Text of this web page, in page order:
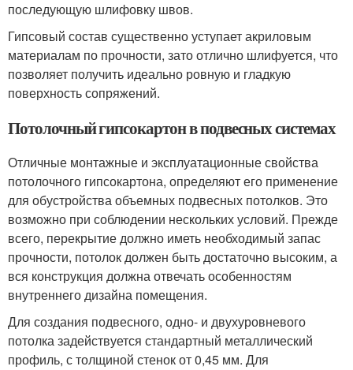
последующую шлифовку швов.
Гипсовый состав существенно уступает акриловым
материалам по прочности, зато отлично шлифуется, что
позволяет получить идеально ровную и гладкую
поверхность сопряжений.
Потолочный гипсокартон в подвесных системах
Отличные монтажные и эксплуатационные свойства
потолочного гипсокартона, определяют его применение
для обустройства объемных подвесных потолков. Это
возможно при соблюдении нескольких условий. Прежде
всего, перекрытие должно иметь необходимый запас
прочности, потолок должен быть достаточно высоким, а
вся конструкция должна отвечать особенностям
внутреннего дизайна помещения.
Для создания подвесного, одно- и двухуровневого
потолка задействуется стандартный металлический
профиль, с толщиной стенок от 0,45 мм. Для